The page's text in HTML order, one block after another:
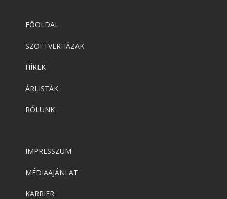
FŐOLDAL
SZOFTVERHÁZAK
HÍREK
ÁRLISTÁK
RÓLUNK
IMPRESSZUM
MÉDIAAJÁNLAT
KARRIER